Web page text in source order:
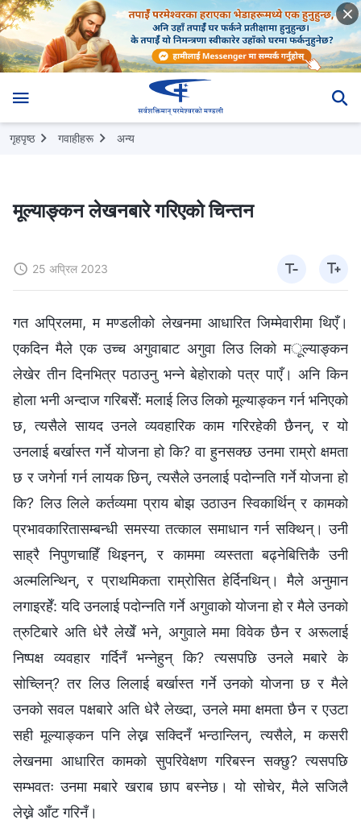
गृहपृष्ठ गवाहीहरू अन्य
मूल्याङ्कन लेखनबारे गरिएको चिन्तन
25 अप्रिल 2023
गत अप्रिलमा, म मण्डलीको लेखनमा आधारित जिम्मेवारीमा थिएँ।
एकदिन मैले एक उच्‍च अगुवाबाट अगुवा लिउ लिको मूल्याङ्कन
लेखेर तीन दिनभित्र पठाउनु भन्‍ने बेहोराको पत्र पाएँ। अनि किन
होला भनी अन्दाज गरिबसेँ: मलाई लिउ लिको मूल्याङ्कन गर्न भनिएको
छ, त्यसैले सायद उनले व्यवहारिक काम गरिरहेकी छैनन्, र यो
उनलाई बर्खास्त गर्ने योजना हो कि? वा हुनसक्छ उनमा राम्रो क्षमता
छ र जगेर्ना गर्न लायक छिन्, त्यसैले उनलाई पदोन्नति गर्ने योजना हो
कि? लिउ लिले कर्तव्यमा प्राय बोझ उठाउन स्विकार्थिन् र कामको
प्रभावकारितासम्बन्धी समस्या तत्काल समाधान गर्न सक्थिन्। उनी
साह्रै निपुणचाहिँ थिइनन्, र काममा व्यस्तता बढ्नेबित्तिकै उनी
अल्मलिन्थिन्, र प्राथमिकता राम्रोसित हेर्दिनथिन्। मैले अनुमान
लगाइरहेँ: यदि उनलाई पदोन्‍नति गर्ने अगुवाको योजना हो र मैले उनको
त्रुटिबारे अति धेरै लेखेँ भने, अगुवाले ममा विवेक छैन र अरूलाई
निष्पक्ष व्यवहार गर्दिनँ भन्‍नेहुन् कि? त्यसपछि उनले मबारे के
सोच्लिन्? तर लिउ लिलाई बर्खास्त गर्ने उनको योजना छ र मैले
उनको सवल पक्षबारे अति धेरै लेख्दा, उनले ममा क्षमता छैन र एउटा
सही मूल्याङ्कन पनि लेख्न सक्दिनँ भन्ठान्लिन्, त्यसैले, म कसरी
लेखनमा आधारित कामको सुपरिवेक्षण गरिबस्न सक्छु? त्यसपछि
सम्भवतः उनमा मबारे खराब छाप बस्नेछ। यो सोचेर, मैले सजिलै
लेख्ने आँट गरिनँ।